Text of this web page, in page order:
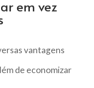
em vez
vantagens
de economizar